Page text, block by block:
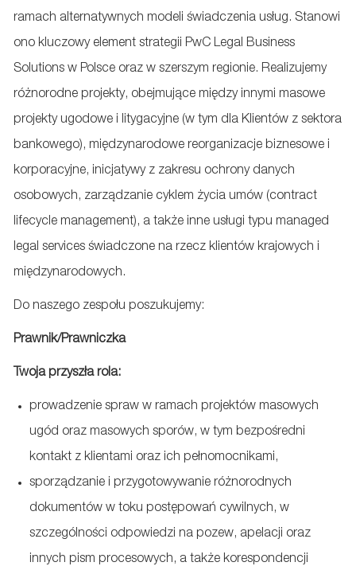
ramach alternatywnych modeli świadczenia usług. Stanowi
ono kluczowy element strategii PwC Legal Business
Solutions w Polsce oraz w szerszym regionie. Realizujemy
różnorodne projekty, obejmujące między innymi masowe
projekty ugodowe i litygacyjne (w tym dla Klientów z sektora
bankowego), międzynarodowe reorganizacje biznesowe i
korporacyjne, inicjatywy z zakresu ochrony danych
osobowych, zarządzanie cyklem życia umów (contract
lifecycle management), a także inne usługi typu managed
legal services świadczone na rzecz klientów krajowych i
międzynarodowych.
Do naszego zespołu poszukujemy:
Prawnik/Prawniczka
Twoja przyszła rola:
prowadzenie spraw w ramach projektów masowych
ugód oraz masowych sporów, w tym bezpośredni
kontakt z klientami oraz ich pełnomocnikami,
sporządzanie i przygotowywanie różnorodnych
dokumentów w toku postępowań cywilnych, w
szczególności odpowiedzi na pozew, apelacji oraz
innych pism procesowych, a także korespondencji